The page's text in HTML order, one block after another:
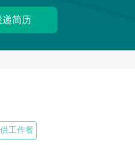
递简历
工作餐